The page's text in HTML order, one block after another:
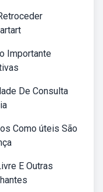
Importante
De Consulta
Como úteis São
E Outras